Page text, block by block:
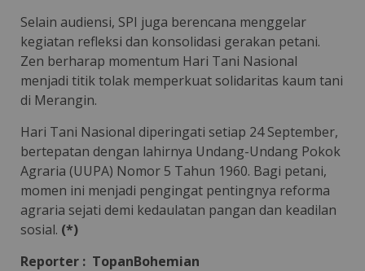
Selain audiensi, SPI juga berencana menggelar
kegiatan refleksi dan konsolidasi gerakan petani.
Zen berharap momentum Hari Tani Nasional
menjadi titik tolak memperkuat solidaritas kaum tani
di Merangin.
Hari Tani Nasional diperingati setiap 24 September,
bertepatan dengan lahirnya Undang-Undang Pokok
Agraria (UUPA) Nomor 5 Tahun 1960. Bagi petani,
momen ini menjadi pengingat pentingnya reforma
agraria sejati demi kedaulatan pangan dan keadilan
sosial. (*)
Reporter : TopanBohemian